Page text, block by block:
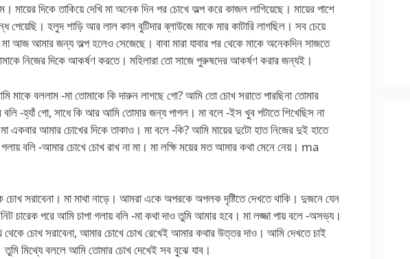
মায়ের দিকে তাকিয়ে দেখি মা অনেক দিন পর চোখে অল্প করে কাজল লাগিয়েছে। মায়ের পাশে
পেয়েছি। হলুদ শাড়ি আর লাল কাল বুটিদার ব্লাউজে মাকে মার কাটারি লাগছিল। সব চেয়ে
মা আজ আমার জন্য অল্প হলেও সেজেছে। বাবা মারা যাবার পর থেকে মাকে অনেকদিন সাজতে
নিজের দিকে আকর্ষণ করতে। মহিলারা তো সাজে পুরুষদের আকর্ষণ করার জন্যই।
মাকে বললাম -মা তোমাকে কি দারুন লাগছে গো? আমি তো চোখ সরাতে পারছিনা তোমার
-হ্যাঁ গো, সাধে কি আর আমি তোমার জন্য পাগল। মা বলে -ইস খুব পটাতে শিখেছিস না
একবার আমার চোখের দিকে তাকাও। মা বলে -কি? আমি মায়ের দুটো হাত নিজের দুই হাতে
বলি -আমার চোখে চোখ রাখ না মা। মা লক্ষি ময়ের মত আমার কথা মেনে নেয়। ma
সরাবেনা। মা মাথা নাড়ে। আমরা একে অপরকে অপলক দৃষ্টিতে দেখতে থাকি। দুজনে যেন
চারেক পরে আমি চাপা গলায় বলি -মা কথা দাও তুমি আমার হবে। মা লজ্জা পায় বলে -অসভ্য।
থেকে চোখ সরাবেনা, আমার চোখে চোখ রেখেই আমার কথার উত্তর দাও। আমি দেখতে চাই
মিথ্যে বললে আমি তোমার চোখ দেখেই সব বুঝে যাব।